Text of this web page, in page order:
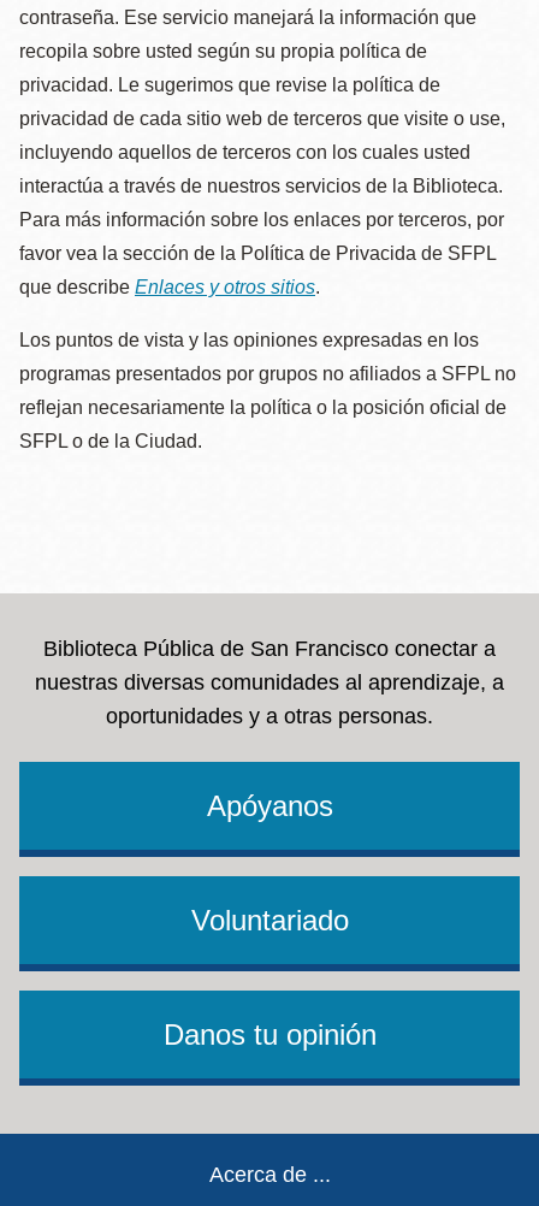
contraseña. Ese servicio manejará la información que
recopila sobre usted según su propia política de
privacidad. Le sugerimos que revise la política de
privacidad de cada sitio web de terceros que visite o use,
incluyendo aquellos de terceros con los cuales usted
interactúa a través de nuestros servicios de la Biblioteca.
Para más información sobre los enlaces por terceros, por
favor vea la sección de la Política de Privacida de SFPL
que describe Enlaces y otros sitios.
Los puntos de vista y las opiniones expresadas en los
programas presentados por grupos no afiliados a SFPL no
reflejan necesariamente la política o la posición oficial de
SFPL o de la Ciudad.
Biblioteca Pública de San Francisco conectar a
nuestras diversas comunidades al aprendizaje, a
oportunidades y a otras personas.
Apóyanos
Voluntariado
Danos tu opinión
Acerca de ...